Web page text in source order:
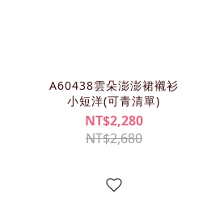
A60438雲朵澎澎裙襯衫
小短洋(可青清單)
NT$2,280
NT$2,680